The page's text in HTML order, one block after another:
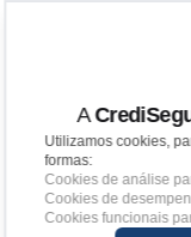
pagar menos
2 anos ,
inclusão do
irei pagar,
durante os
A
Utilizamos cookies,
formas:
Cookies de análise
Cookies de
Cookies funcionais